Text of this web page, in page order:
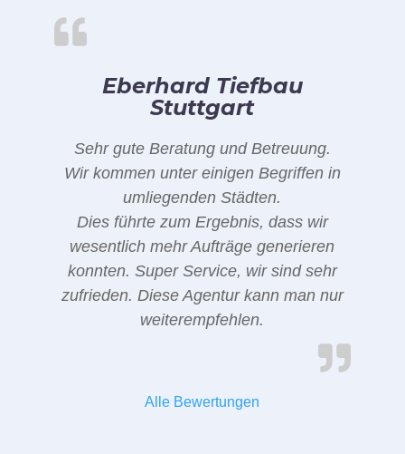
Eberhard Tiefbau
Stuttgart
Sehr gute Beratung und Betreuung.
Wir kommen unter einigen Begriffen in
umliegenden Städten.
Dies führte zum Ergebnis, dass wir
wesentlich mehr Aufträge generieren
konnten. Super Service, wir sind sehr
zufrieden. Diese Agentur kann man nur
weiterempfehlen.
Alle Bewertungen